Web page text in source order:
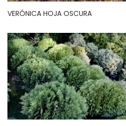
VERÓNICA HOJA OSCURA